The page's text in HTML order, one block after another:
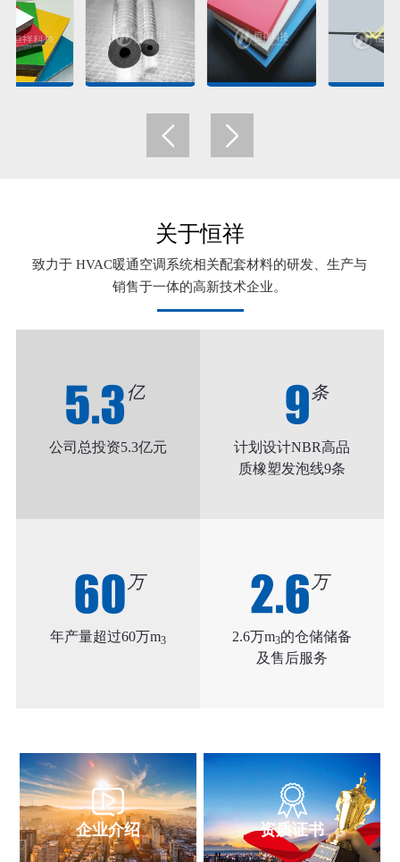
关于恒祥
致力于 HVAC暖通空调系统相关配套材料的研发、生产与
销售于一体的高新技术企业。
5.3 亿
公司总投资5.3亿元
9条
计划设计NBR高品
质橡塑发泡线9条
60 万
年产量超过60万m3
2.6 万
2.6万m3的仓储储备
及售后服务
企业介绍 资质证书